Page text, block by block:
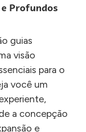
Profundos
guias
visão
para o
você um
a concepção
e